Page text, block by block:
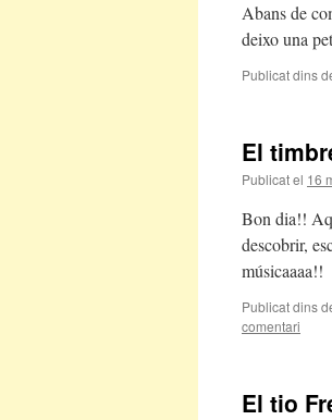
Abans de
deixo una
Publicat dins
El
Publicat el 16
Bon dia!!
descobrir,
músicaaaa!!
Publicat dins
comentari
El tio